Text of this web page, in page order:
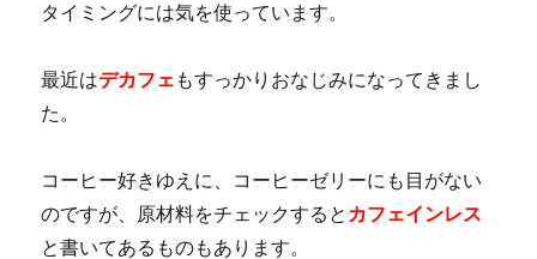
タイミングには気を使っています。
最近はデカフェ もすっかりおなじみになってきまし
た。
コーヒー好きゆえに、コーヒーゼリーにも目がない
のですが、原材料をチェックすると カフェインレス
と書いてあるものもあります。